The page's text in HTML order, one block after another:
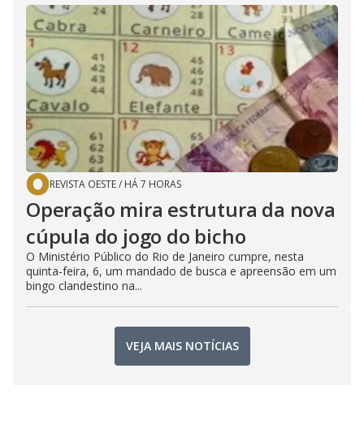
REVISTA OESTE/ HÁ 7 HORAS
Operação mira estrutura da nova
cúpula do jogo do bicho
O Ministério Público do Rio de Janeiro cumpre, nesta
quinta-feira, 6, um mandado de busca e apreensão em um
bingo clandestino na...
VEJA MAIS NOTÍCIAS